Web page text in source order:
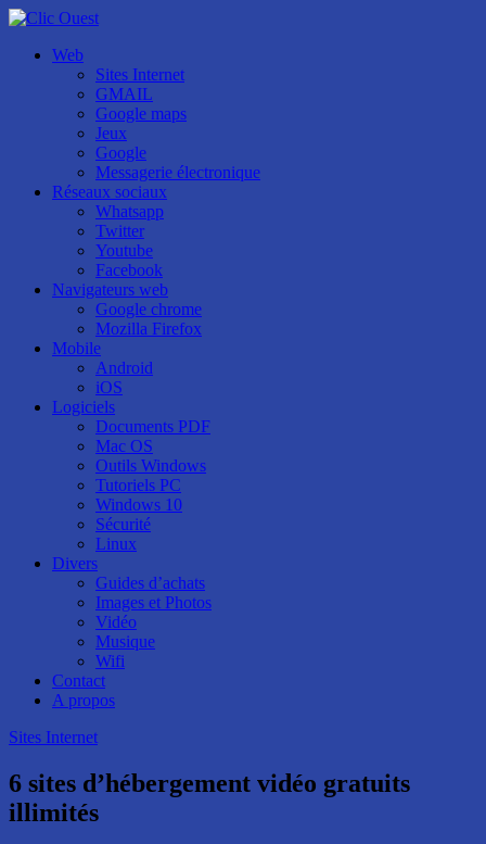
Web
Sites Internet
GMAIL
Google maps
Jeux
Google
Messagerie électronique
Réseaux sociaux
Whatsapp
Twitter
Youtube
Facebook
Navigateurs web
Google chrome
Mozilla Firefox
Mobile
Android
iOS
Logiciels
Documents PDF
Mac OS
Outils Windows
Tutoriels PC
Windows 10
Sécurité
Linux
Divers
Guides d’achats
Images et Photos
Vidéo
Musique
Wifi
Contact
A propos
Sites Internet
6 sites d’hébergement vidéo gratuits
illimités